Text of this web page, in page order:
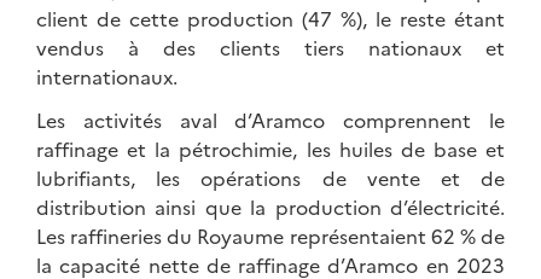
client de cette production (47 %), le reste étant
vendus à des clients tiers nationaux et
internationaux.
Les activités aval d’Aramco comprennent le
raffinage et la pétrochimie, les huiles de base et
lubrifiants, les opérations de vente et de
distribution ainsi que la production d’électricité.
Les raffineries du Royaume représentaient 62 % de
la capacité nette de raffinage d’Aramco en 2023